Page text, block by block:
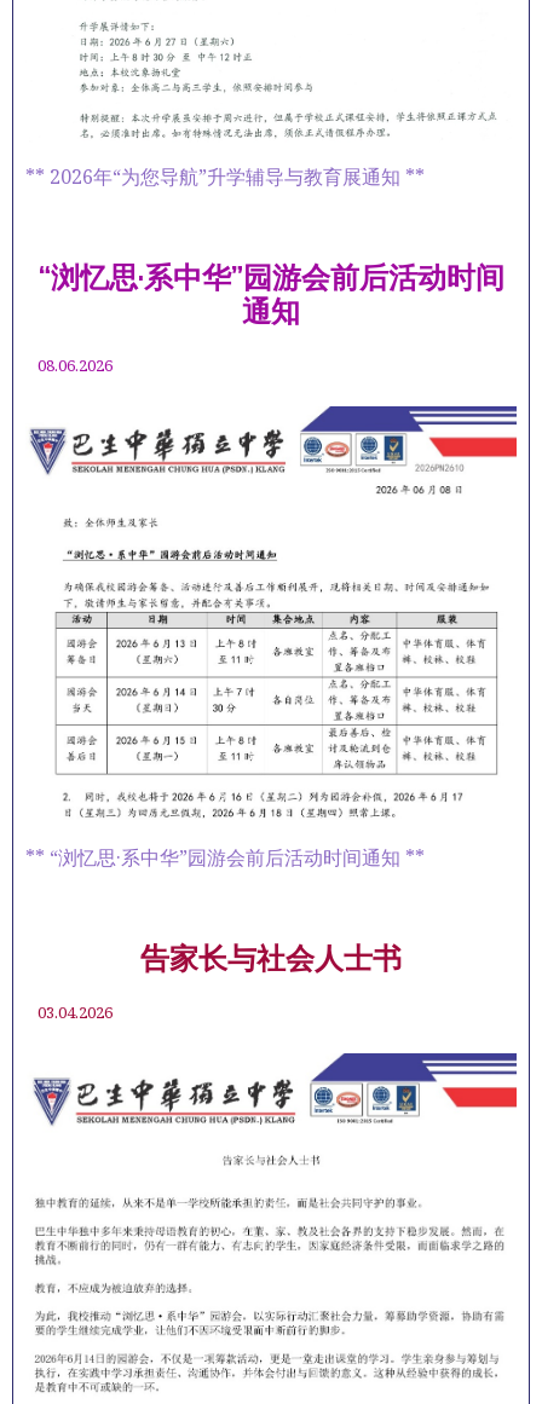
** 2026年“为您导航”升学辅导与教育展通知 **
“浏忆思·系中华”园游会前后活动时间
通知
08.06.2026
** “浏忆思·系中华”园游会前后活动时间通知 **
告家长与社会人士书
03.04.2026